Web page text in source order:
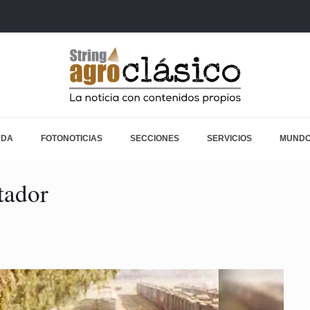
FOTONOTICIAS SECCIONES SERVICIOS